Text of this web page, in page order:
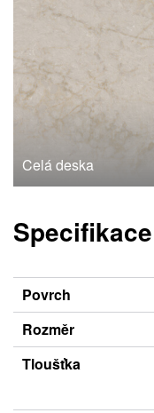
Celá deska
Specifikace
Povrch
Rozměr
Tloušťka